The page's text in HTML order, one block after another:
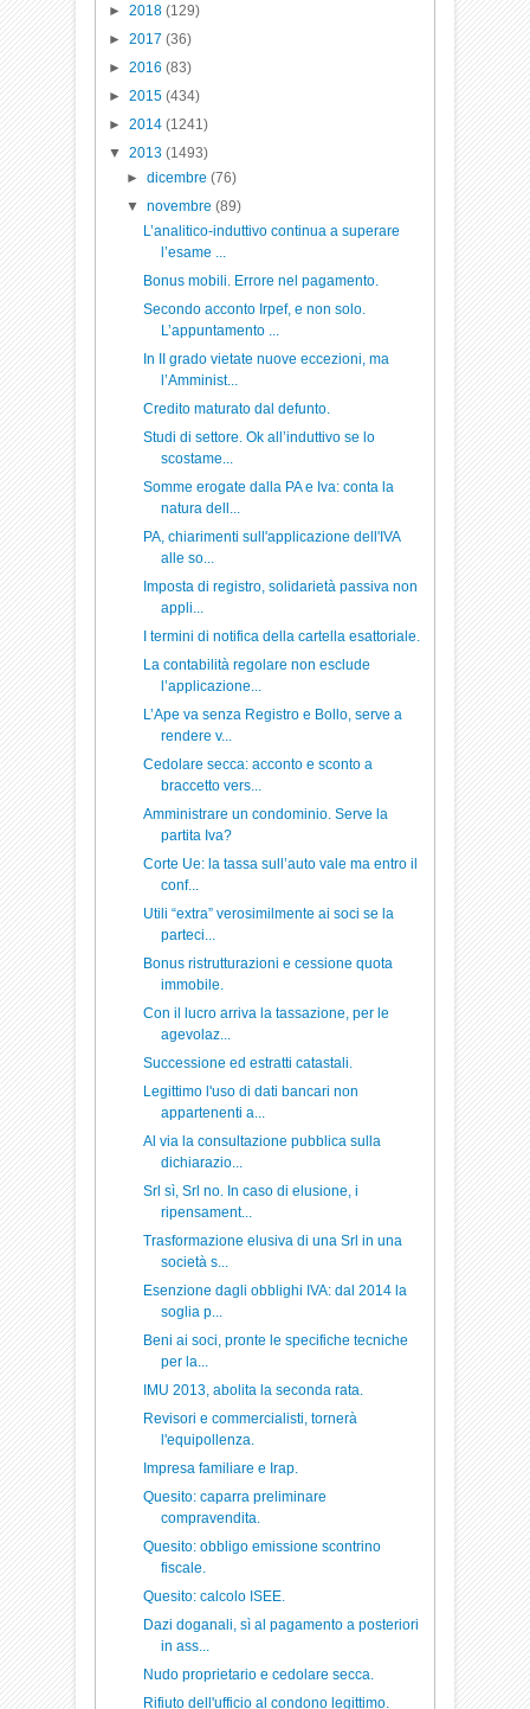
►2018(129)
►2017(36)
►2016(83)
►2015(434)
►2014(1241)
▼2013(1493)
► dicembre (76)
▼ novembre (89)
L’analitico-induttivo continua a superare
l’esame ...
Bonus mobili. Errore nel pagamento.
Secondo acconto Irpef, e non solo.
L’appuntamento ...
In II grado vietate nuove eccezioni, ma
l’Amminist...
Credito maturato dal defunto.
Studi di settore. Ok all’induttivo se lo
scostame...
Somme erogate dalla PA e Iva: conta la
natura dell...
PA, chiarimenti sull'applicazione dell'IVA
alle so...
Imposta di registro, solidarietà passiva non
appli...
I termini di notifica della cartella esattoriale.
La contabilità regolare non esclude
l’applicazione...
L’Ape va senza Registro e Bollo, serve a
rendere v...
Cedolare secca: acconto e sconto a
braccetto vers...
Amministrare un condominio. Serve la
partita Iva?
Corte Ue: la tassa sull’auto vale ma entro il
conf...
Utili “extra” verosimilmente ai soci se la
parteci...
Bonus ristrutturazioni e cessione quota
immobile.
Con il lucro arriva la tassazione, per le
agevolaz...
Successione ed estratti catastali.
Legittimo l'uso di dati bancari non
appartenenti a...
Al via la consultazione pubblica sulla
dichiarazio...
Srl sì, Srl no. In caso di elusione, i
ripensament...
Trasformazione elusiva di una Srl in una
società s...
Esenzione dagli obblighi IVA: dal 2014 la
soglia p...
Beni ai soci, pronte le specifiche tecniche
per la...
IMU 2013, abolita la seconda rata.
Revisori e commercialisti, tornerà
l'equipollenza.
Impresa familiare e Irap.
Quesito: caparra preliminare
compravendita.
Quesito: obbligo emissione scontrino
fiscale.
Quesito: calcolo ISEE.
Dazi doganali, sì al pagamento a posteriori
in ass...
Nudo proprietario e cedolare secca.
Rifiuto dell'ufficio al condono legittimo.